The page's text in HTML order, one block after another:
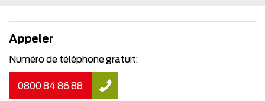
Appeler
Numéro de téléphone gratuit:
0800 84 86 88